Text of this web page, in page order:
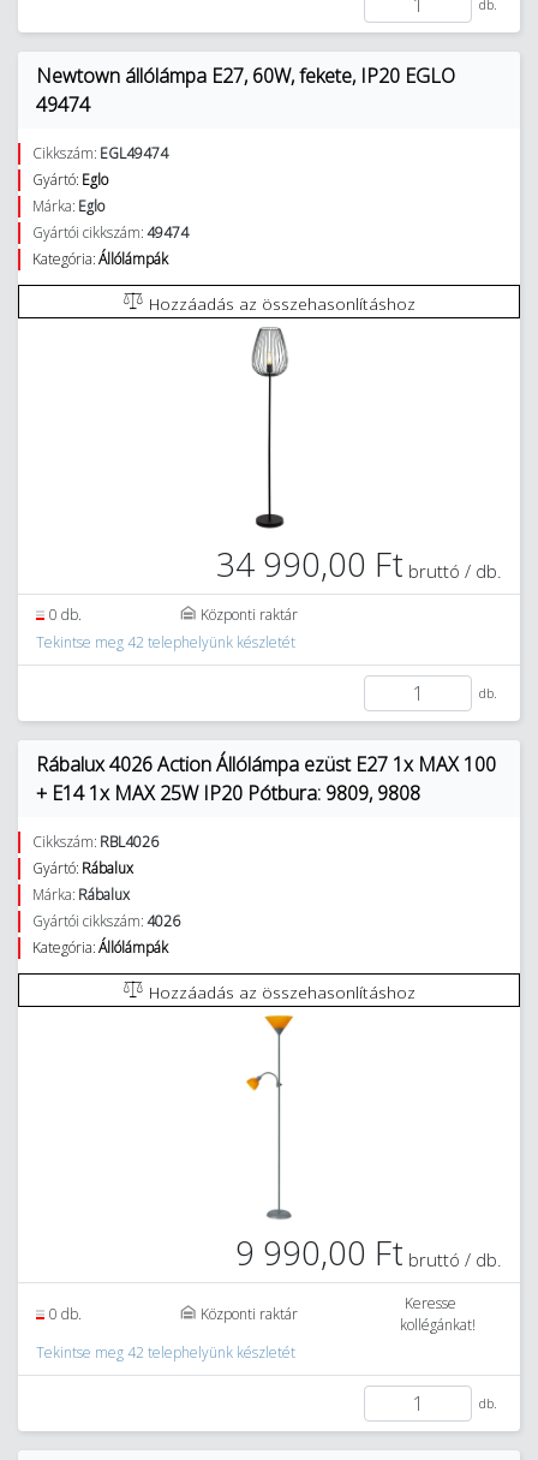
db.
Newtown állólámpa E27, 60W, fekete, IP20 EGLO
49474
Cikkszám: EGL49474
Gyártó: Eglo
Márka: Eglo
Gyártói cikkszám:49474
Kategória:Állólámpák
Hozzáadás az összehasonlításhoz
34 990,00 Ft bruttó / db.
0 db.
Központi raktár
Tekintse meg 42 telephelyünk készletét
db.
Rábalux 4026 Action Állólámpa ezüst E27 1x MAX 100
+ E14 1x MAX 25W IP20 Pótbura: 9809, 9808
Cikkszám: RBL4026
Gyártó: Rábalux
Márka: Rábalux
Gyártói cikkszám:4026
Kategória:Állólámpák
Hozzáadás az összehasonlításhoz
9 990,00 Ft bruttó / db.
0 db. Központi raktár
Keresse
kollégánkat!
Tekintse meg 42 telephelyünk készletét
db.